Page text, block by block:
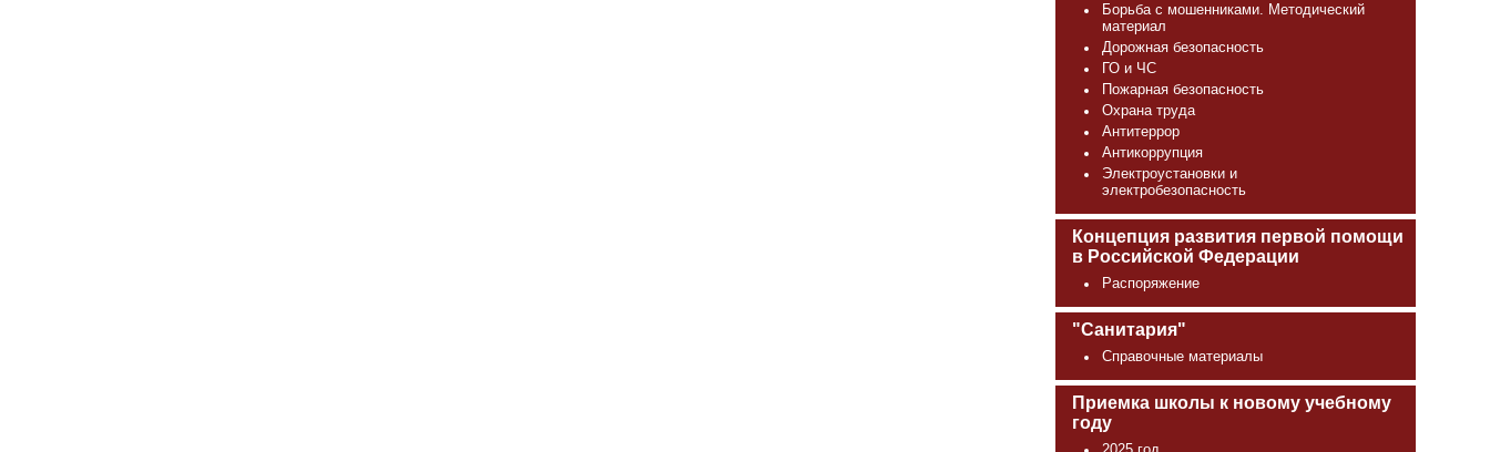
Борьба с мошенниками. Методический
материал
Дорожная безопасность
ГО и ЧС
Пожарная безопасность
Охрана труда
Антитеррор
Антикоррупция
Электроустановки и
электробезопасность
Концепция развития первой помощи
в Российской Федерации
Распоряжение
"Санитария"
Справочные материалы
Приемка школы к новому учебному
году